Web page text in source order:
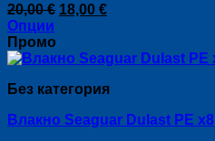
may
be
chosen
on
the
product
page
20,00€ Original
20,00 €.
18,00 €Текущата
18,00 €.
Опции
This
product
multiple
The
Промо
Без категория
Влакно Seaguar Dulast PE x8